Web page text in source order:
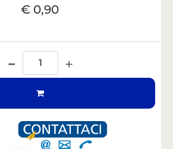
€ 0,90
Quantità